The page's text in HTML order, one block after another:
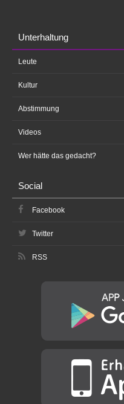
Unterhaltung
Leute
Kultur
Abstimmung
Videos
Wer hätte das gedacht?
Social
Facebook
Twitter
RSS